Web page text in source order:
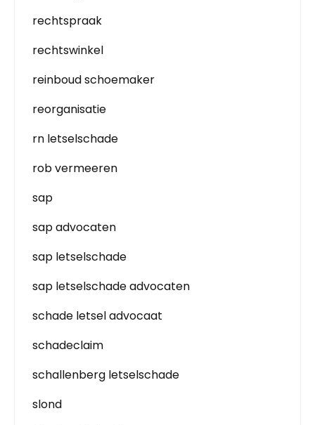
rechtspraak
rechtswinkel
reinboud schoemaker
reorganisatie
rn letselschade
rob vermeeren
sap
sap advocaten
sap letselschade
sap letselschade advocaten
schade letsel advocaat
schadeclaim
schallenberg letselschade
slond